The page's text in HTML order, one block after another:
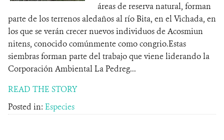
áreas de reserva natural, forman
parte de los terrenos aledaños al río Bita, en el Vichada, en
los que se verán crecer nuevos individuos de Acosmiun
nitens, conocido comúnmente como congrio.Estas
siembras forman parte del trabajo que viene liderando la
Corporación Ambiental La Pedreg...
READ THE STORY
Posted in: Especies